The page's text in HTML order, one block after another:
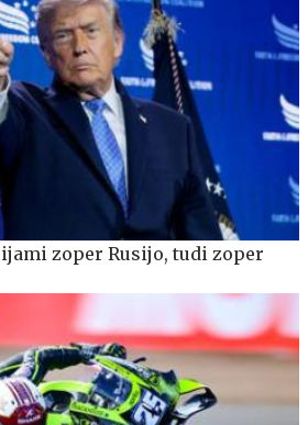
zoper Rusijo, tudi zoper